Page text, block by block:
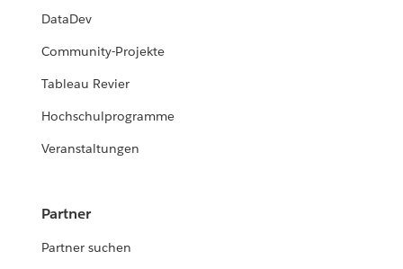
DataDev
Community-Projekte
Tableau Revier
Hochschulprogramme
Veranstaltungen
Partner
Partner suchen